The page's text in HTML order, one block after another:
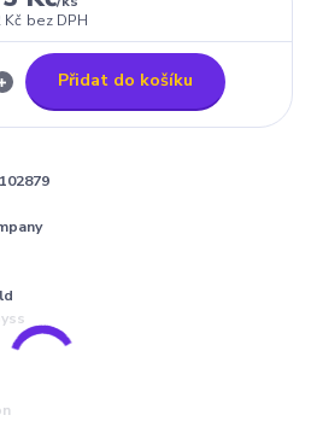
Kč bez DPH
Přidat do košíku